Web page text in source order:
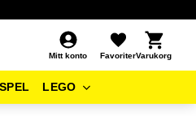
Mitt konto
Favoriter
Kundvagn
SPEL LEGO